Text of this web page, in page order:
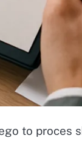
to proces